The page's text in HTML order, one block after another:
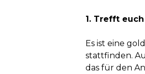
1. Trefft
Es ist eine
stattfinden.
das für den